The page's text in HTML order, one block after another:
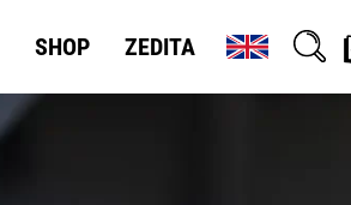
SHOP ZEDITA